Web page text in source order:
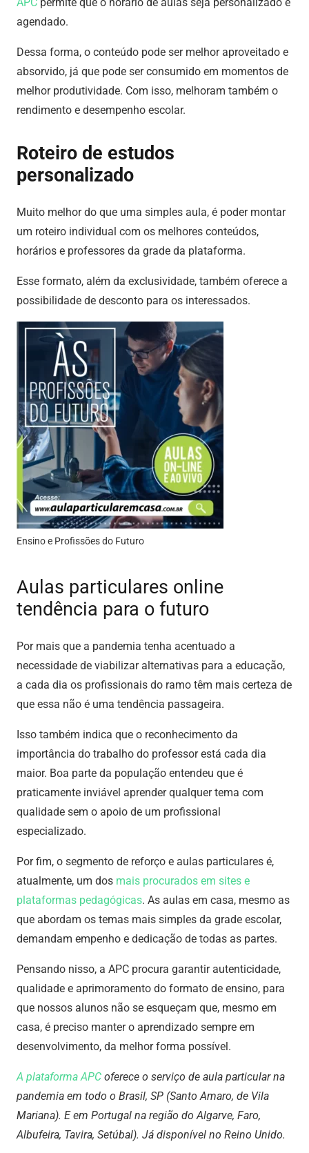
APC permite que o horário de aulas seja personalizado e
agendado.
Dessa forma, o conteúdo pode ser melhor aproveitado e
absorvido, já que pode ser consumido em momentos de
melhor produtividade. Com isso, melhoram também o
rendimento e desempenho escolar.
Roteiro de estudos
personalizado
Muito melhor do que uma simples aula, é poder montar
um roteiro individual com os melhores conteúdos,
horários e professores da grade da plataforma.
Esse formato, além da exclusividade, também oferece a
possibilidade de desconto para os interessados.
Ensino e Profissões do Futuro
Aulas particulares online
tendência para o futuro
Por mais que a pandemia tenha acentuado a
necessidade de viabilizar alternativas para a educação,
a cada dia os profissionais do ramo têm mais certeza de
que essa não é uma tendência passageira.
Isso também indica que o reconhecimento da
importância do trabalho do professor está cada dia
maior. Boa parte da população entendeu que é
praticamente inviável aprender qualquer tema com
qualidade sem o apoio de um profissional
especializado.
Por fim, o segmento de reforço e aulas particulares é,
atualmente, um dos mais procurados em sites e
plataformas pedagógicas. As aulas em casa, mesmo as
que abordam os temas mais simples da grade escolar,
demandam empenho e dedicação de todas as partes.
Pensando nisso, a APC procura garantir autenticidade,
qualidade e aprimoramento do formato de ensino, para
que nossos alunos não se esqueçam que, mesmo em
casa, é preciso manter o aprendizado sempre em
desenvolvimento, da melhor forma possível.
A plataforma APC oferece o serviço de aula particular na
pandemia em todo o Brasil, SP (Santo Amaro, de Vila
Mariana). E em Portugal na região do Algarve, Faro,
Albufeira, Tavira, Setúbal). Já disponível no Reino Unido.